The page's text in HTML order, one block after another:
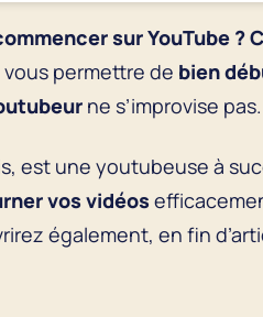
sur YouTube ?
permettre de bien
ne s’improvise pas.
est une youtubeuse à
vos vidéos
également, en fin